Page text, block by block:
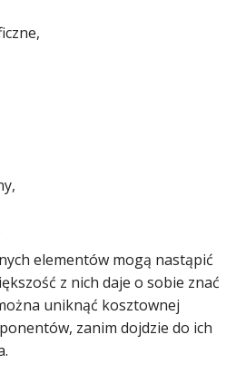
elementów mogą nastąpić
z nich daje o sobie znać
uniknąć kosztownej
zanim dojdzie do ich